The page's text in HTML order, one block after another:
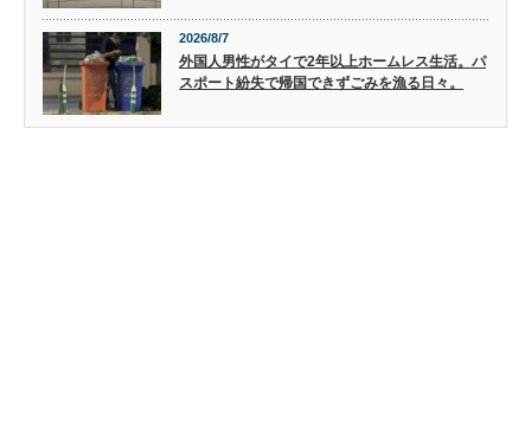
2026/8/7
外国人男性がタイで2年以上ホームレス生活。パ
スポート紛失で帰国できずごみを漁る日々。